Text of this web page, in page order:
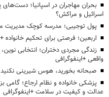
بحران مهاجران در اسپانیا؛ دست‌های
اسرائیل و مراکش؟
پول توجیبی؛ مدرسه کوچک مدیریت
اربعین؛ فرصتی برای تحکیم خانواده
زندگی مجردی دختران؛ انتخابی
واقعی +اینفوگرافی
صبحانه بخورید، هوس شیرینی نکنید
پزشکی خانواده و نظام ارجاع؛ گامی
عدالت و کیفیت در سلامت +اینفوگرافی